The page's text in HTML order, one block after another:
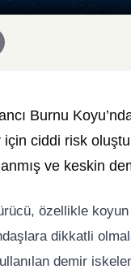
Burnu
ciddi risk
ve keskin
, özellikle koyun
dikkatli
demir